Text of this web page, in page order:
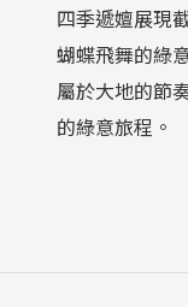
四季遞嬗展現
蝴蝶飛舞的綠
屬於大地的節
的綠意旅程。